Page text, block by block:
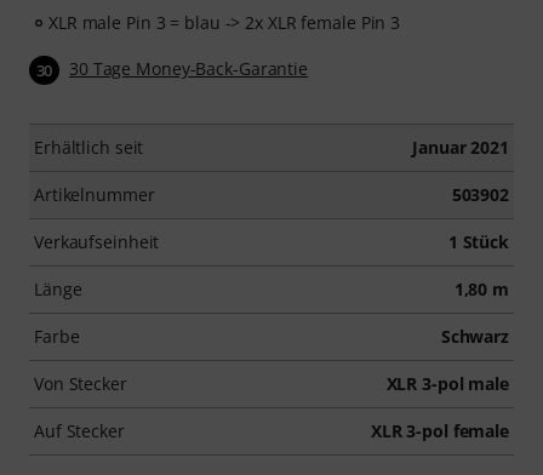
XLR male Pin 3 = blau -> 2x XLR female Pin 3
30 30 Tage Money-Back-Garantie
Erhältlich seit Januar 2021
Artikelnummer 503902
Verkaufseinheit 1 Stück
Länge 1,80 m
Farbe Schwarz
Von Stecker XLR 3-pol male
Auf Stecker XLR 3-pol female